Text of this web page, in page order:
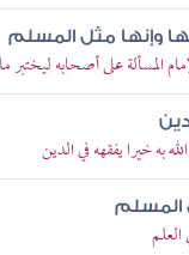
وإنها مثل المسلم
على أصحابه ليختبر
خيرا يفقهه في الدين
المسلم